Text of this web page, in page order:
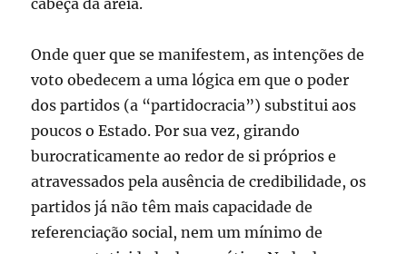
Onde quer que se manifestem, as intenções de
voto obedecem a uma lógica em que o poder
dos partidos (a “partidocracia”) substitui aos
poucos o Estado. Por sua vez, girando
burocraticamente ao redor de si próprios e
atravessados pela ausência de credibilidade, os
partidos já não têm mais capacidade de
referenciação social, nem um mínimo de